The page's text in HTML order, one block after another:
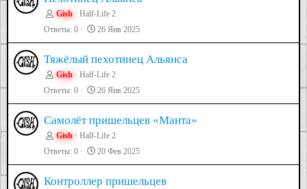
Gish
Half-Life 2
Ответы 0 26 Янв 2025
Тяжёлый пехотинец Альянса
Gish
Half-Life 2
Ответы 0 26 Янв 2025
Самолёт пришельцев «Манта»
Gish
Half-Life 2
Ответы 0 20 Фев 2025
Контроллер пришельцев